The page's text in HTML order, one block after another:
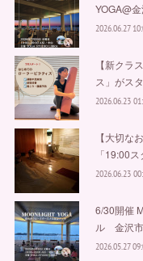
YOGA@
2026.06.27
【新クラ
ス」がス
2026.06.23
【大切な
「19:00
2026.06.23
6/30開催
ル 金沢
2026.05.27